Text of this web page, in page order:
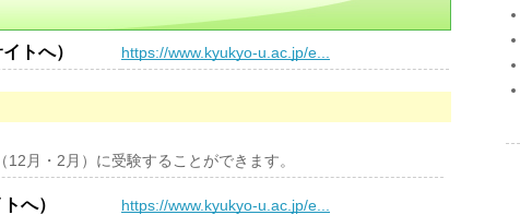
トへ）
https://www.kyukyo-u.ac.jp/e...
月・2月）に受験することができます。
へ） https://www.kyukyo-u.ac.jp/e...